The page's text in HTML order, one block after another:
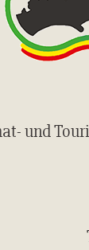
und